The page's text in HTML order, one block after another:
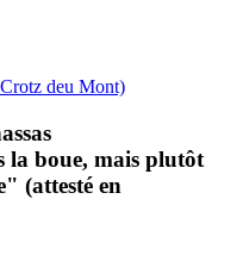
deu Mont)
la boue, mais plutôt
(attesté en